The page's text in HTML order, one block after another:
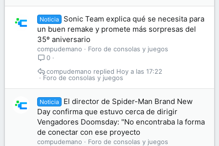
Noticia
Sonic Team explica qué se necesita para
un buen remake y promete más sorpresas del
35º aniversario
compudemano
Foro de consolas y juegos
0
Foro de consolas y juegos
Hoy a las 17:22
compudemano
Noticia
El director de Spider-Man Brand New
Day confirma que estuvo cerca de dirigir
Vengadores Doomsday: "No encontraba la forma
de conectar con ese proyecto
compudemano
Foro de consolas y juegos